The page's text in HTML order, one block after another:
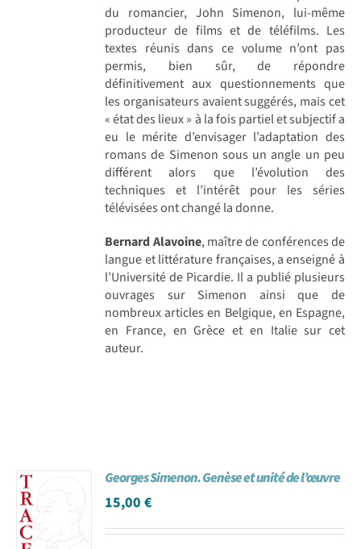
du romancier, John Simenon, lui-même
producteur de films et de téléfilms. Les
textes réunis dans ce volume n’ont pas
permis, bien sûr, de répondre
définitivement aux questionnements que
les organisateurs avaient suggérés, mais cet
« état des lieux » à la fois partiel et subjectif a
eu le mérite d’envisager l’adaptation des
romans de Simenon sous un angle un peu
différent alors que l’évolution des
techniques et l’intérêt pour les séries
télévisées ont changé la donne.
Bernard Alavoine, maître de conférences de
langue et littérature françaises, a enseigné à
l’Université de Picardie. Il a publié plusieurs
ouvrages sur Simenon ainsi que de
nombreux articles en Belgique, en Espagne,
en France, en Grèce et en Italie sur cet
auteur.
Georges Simenon. Genèse et unité de l’œuvre
15,00€